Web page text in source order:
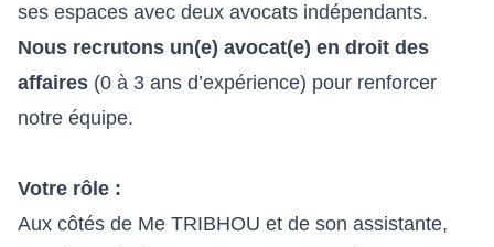
ses espaces avec deux avocats indépendants.
Nous recrutons un(e) avocat(e) en droit des
affaires (0 à 3 ans d’expérience) pour renforcer
notre équipe.
Votre rôle :
Aux côtés de Me TRIBHOU et de son assistante,